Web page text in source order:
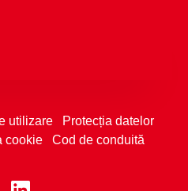
utilizare
Protecția datelor
cookie Cod de conduită